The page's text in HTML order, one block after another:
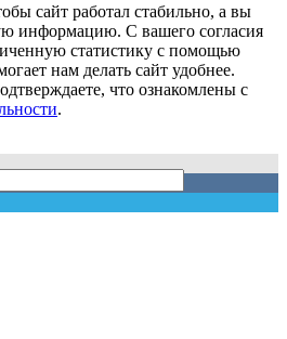
сайт работал стабильно, а вы
информацию. С вашего согласия
статистику с помощью
нам делать сайт удобнее.
что ознакомлены с
.